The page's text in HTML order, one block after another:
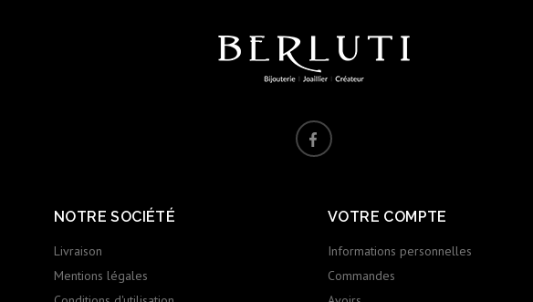
NOTRE SOCIÉTÉ
Livraison
Mentions légales
VOTRE COMPTE
Informations personnelles
Commandes